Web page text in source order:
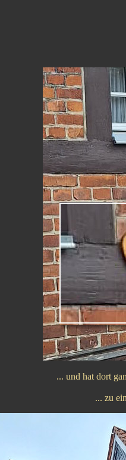
... und hat dort
... zu